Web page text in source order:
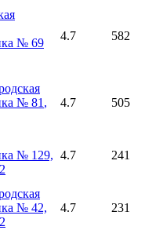
№ 69
4.7 582
№ 81 ,
4.7 505
№ 129, 4.7 241
№ 42,
4.7 231